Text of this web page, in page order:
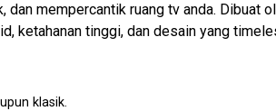
mempercantik ruang tv anda. Dibuat
ketahanan tinggi, dan desain yang
klasik.